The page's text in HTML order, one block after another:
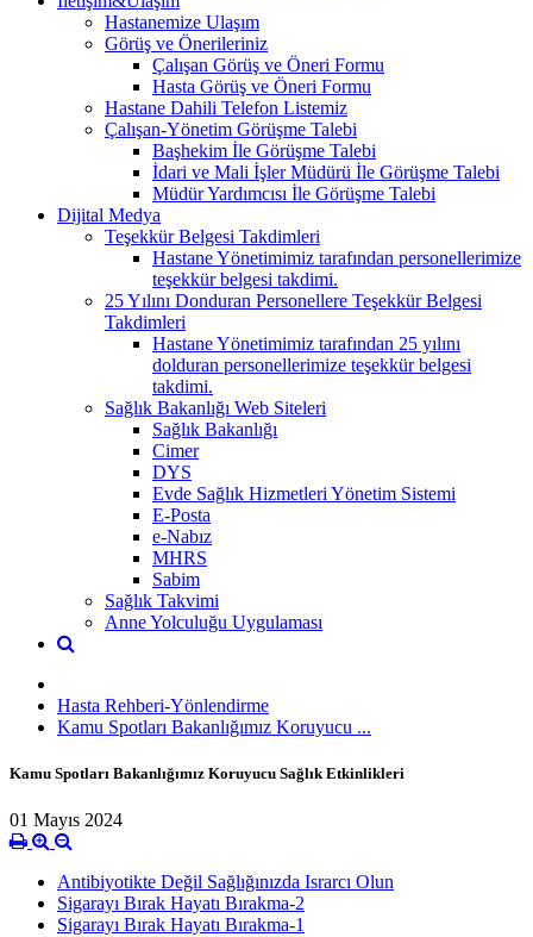
Hastanemize Ulaşım
Görüş ve Önerileriniz
Çalışan Görüş ve Öneri Formu
Hasta Görüş ve Öneri Formu
Hastane Dahili Telefon Listemiz
Çalışan-Yönetim Görüşme Talebi
Başhekim İle Görüşme Talebi
İdari ve Mali İşler Müdürü İle Görüşme Talebi
Müdür Yardımcısı İle Görüşme Talebi
Dijital Medya
Teşekkür Belgesi Takdimleri
Hastane Yönetimimiz tarafından personellerimize
teşekkür belgesi takdimi.
25 Yılını Donduran Personellere Teşekkür Belgesi
Takdimleri
Hastane Yönetimimiz tarafından 25 yılını
dolduran personellerimize teşekkür belgesi
takdimi.
Sağlık Bakanlığı Web Siteleri
Sağlık Bakanlığı
Cimer
DYS
Evde Sağlık Hizmetleri Yönetim Sistemi
E-Posta
e-Nabız
MHRS
Sabim
Sağlık Takvimi
Anne Yolculuğu Uygulaması
Hasta Rehberi-Yönlendirme
Kamu Spotları Bakanlığımız Koruyucu ...
Kamu Spotları Bakanlığımız Koruyucu Sağlık Etkinlikleri
01 Mayıs 2024
Antibiyotikte Değil Sağlığınızda Israrcı Olun
Sigarayı Bırak Hayatı Bırakma-2
Sigarayı Bırak Hayatı Bırakma-1